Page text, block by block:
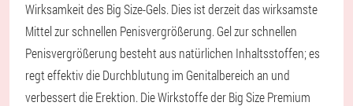
Wirksamkeit des Big Size-Gels. Dies ist derzeit das wirksamste
Mittel zur schnellen Penisvergrößerung. Gel zur schnellen
Penisvergrößerung besteht aus natürlichen Inhaltsstoffen; es
regt effektiv die Durchblutung im Genitalbereich an und
verbessert die Erektion. Die Wirkstoffe der Big Size Premium